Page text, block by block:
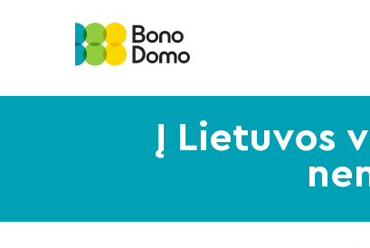
Į Lietuvos